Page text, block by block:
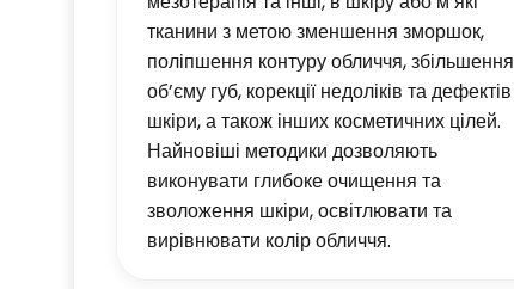
тканини з метою зменшення зморшок,
поліпшення контуру обличчя, збільшення
об’єму губ, корекції недоліків та дефектів
шкіри, а також інших косметичних цілей.
Найновіші методики дозволяють
виконувати глибоке очищення та
зволоження шкіри, освітлювати та
вирівнювати колір обличчя.